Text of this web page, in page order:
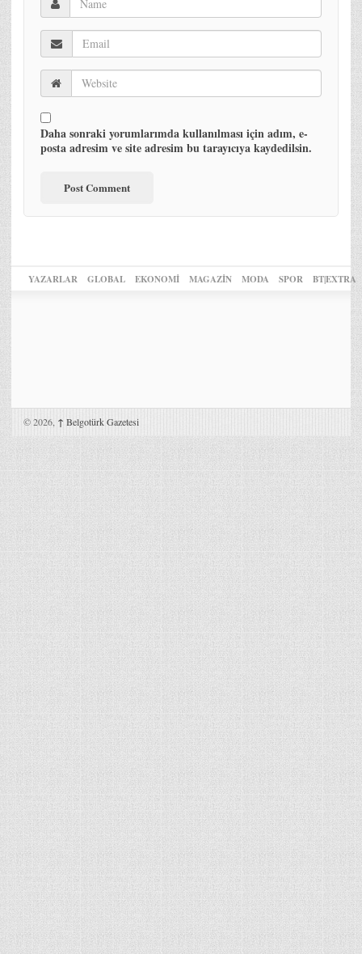
Daha sonraki yorumlarımda kullanılması için adım, e-
posta adresim ve site adresim bu tarayıcıya kaydedilsin.
YAZARLAR GLOBAL EKONOMİ MAGAZİN MODA SPOR BT|EXTRA
© 2026, ↑ Belgotürk Gazetesi